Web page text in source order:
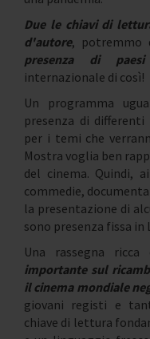
Due le chiavi di
d'autore, potremmo
presenza di
internazionale di così!
Un programma
presenza di
per i temi che
Mostra voglia ben
del cinema. Quindi,
commedie,
la presentazione di
sono presenza fissa in
Una rassegna
importante sul
il cinema mondiale
giovani registi e
chiave di lettura